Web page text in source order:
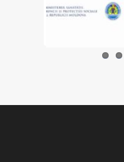
us